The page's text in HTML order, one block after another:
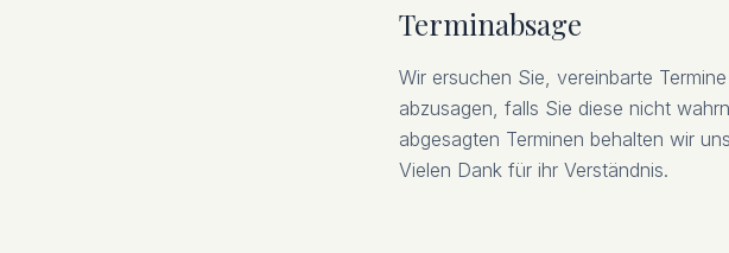
Terminabsage
Wir ersuchen Sie, vereinbarte
abzusagen, falls Sie diese nicht
abgesagten Terminen behalten wir
Vielen Dank für ihr Verständnis.